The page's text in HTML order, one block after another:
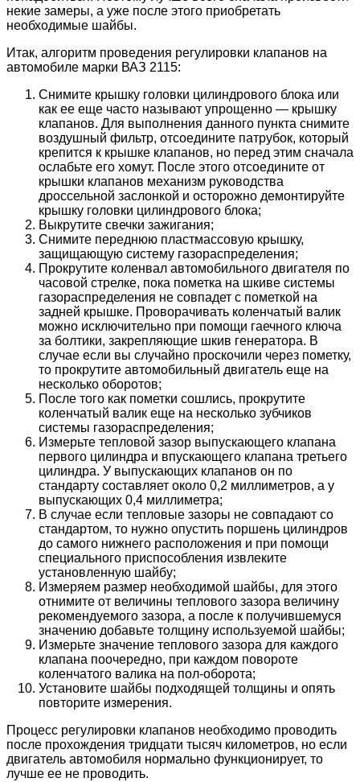
некие замеры, а уже после этого приобретать
необходимые шайбы.
Итак, алгоритм проведения регулировки клапанов на
автомобиле марки ВАЗ 2115:
Снимите крышку головки цилиндрового блока или
как ее еще часто называют упрощенно — крышку
клапанов. Для выполнения данного пункта снимите
воздушный фильтр, отсоедините патрубок, который
крепится к крышке клапанов, но перед этим сначала
ослабьте его хомут. После этого отсоедините от
крышки клапанов механизм руководства
дроссельной заслонкой и осторожно демонтируйте
крышку головки цилиндрового блока;
Выкрутите свечки зажигания;
Снимите переднюю пластмассовую крышку,
защищающую систему газораспределения;
Прокрутите коленвал автомобильного двигателя по
часовой стрелке, пока пометка на шкиве системы
газораспределения не совпадет с пометкой на
задней крышке. Проворачивать коленчатый валик
можно исключительно при помощи гаечного ключа
за болтики, закрепляющие шкив генератора. В
случае если вы случайно проскочили через пометку,
то прокрутите автомобильный двигатель еще на
несколько оборотов;
После того как пометки сошлись, прокрутите
коленчатый валик еще на несколько зубчиков
системы газораспределения;
Измерьте тепловой зазор выпускающего клапана
первого цилиндра и впускающего клапана третьего
цилиндра. У выпускающих клапанов он по
стандарту составляет около 0,2 миллиметров, а у
выпускающих 0,4 миллиметра;
В случае если тепловые зазоры не совпадают со
стандартом, то нужно опустить поршень цилиндров
до самого нижнего расположения и при помощи
специального приспособления извлеките
установленную шайбу;
Измеряем размер необходимой шайбы, для этого
отнимите от величины теплового зазора величину
рекомендуемого зазора, а после к получившемуся
значению добавьте толщину используемой шайбы;
Измерьте значение теплового зазора для каждого
клапана поочередно, при каждом повороте
коленчатого валика на пол-оборота;
Установите шайбы подходящей толщины и опять
повторите измерения.
Процесс регулировки клапанов необходимо проводить
после прохождения тридцати тысяч километров, но если
двигатель автомобиля нормально функционирует, то
лучше ее не проводить.